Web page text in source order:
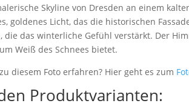
Skyline von Dresden an einem
goldenes Licht, das die historischen
die das winterliche Gefühl verstärkt. Der
Weiß des Schnees bietet.
diesem Foto erfahren? Hier geht es zum
Produktvarianten: